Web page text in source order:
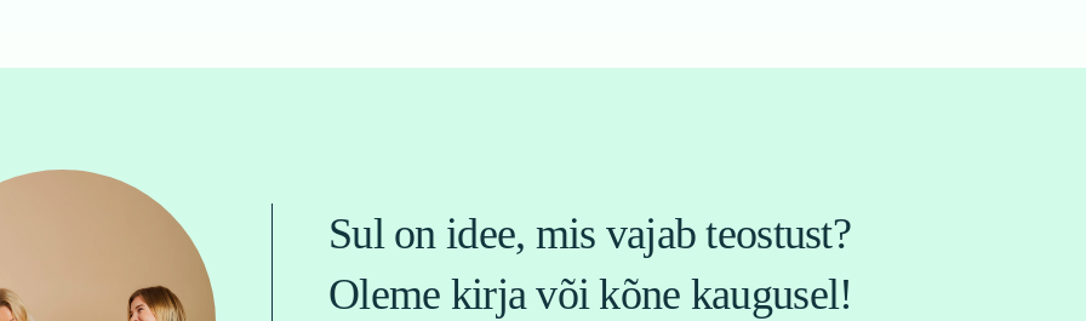
Sul on idee, mis vajab teostust?
Oleme kirja või kõne kaugusel!